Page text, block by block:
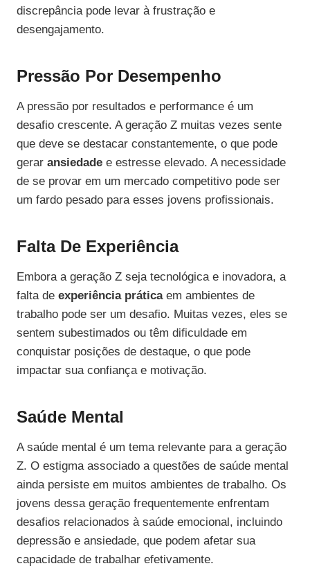
discrepância pode levar à frustração e
desengajamento.
Pressão Por Desempenho
A pressão por resultados e performance é um
desafio crescente. A geração Z muitas vezes sente
que deve se destacar constantemente, o que pode
gerar ansiedade e estresse elevado. A necessidade
de se provar em um mercado competitivo pode ser
um fardo pesado para esses jovens profissionais.
Falta De Experiência
Embora a geração Z seja tecnológica e inovadora, a
falta de experiência práticaem ambientes de
trabalho pode ser um desafio. Muitas vezes, eles se
sentem subestimados ou têm dificuldade em
conquistar posições de destaque, o que pode
impactar sua confiança e motivação.
Saúde Mental
A saúde mental é um tema relevante para a geração
Z. O estigma associado a questões de saúde mental
ainda persiste em muitos ambientes de trabalho. Os
jovens dessa geração frequentemente enfrentam
desafios relacionados à saúde emocional, incluindo
depressão e ansiedade, que podem afetar sua
capacidade de trabalhar efetivamente.